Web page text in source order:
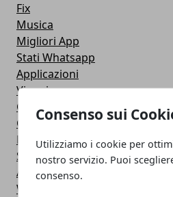
Consenso sui
Utilizziamo i cookie per
nostro servizio. Puoi
consenso.
Fix
Musica
Migliori App
Stati Whatsapp
Applicazioni
Viaggi
Galaxy Note 5
Google Play
Fotografia
Stile di vita
Antivirus
Widget Orologio